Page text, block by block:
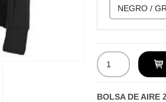
BOLSA DE AIRE